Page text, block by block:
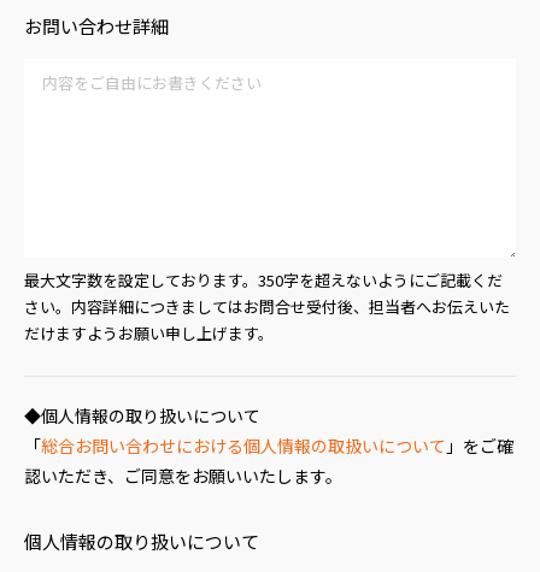
お問い合わせ詳細
最大文字数を設定しております。350字を超えないようにご記載くだ
さい。内容詳細につきましてはお問合せ受付後、担当者へお伝えいた
だけますようお願い申し上げます。
◆個人情報の取り扱いについて
「総合お問い合わせにおける個人情報の取扱いについて 」をご確
認いただき、ご同意をお願いいたします。
個人情報の取り扱いについて